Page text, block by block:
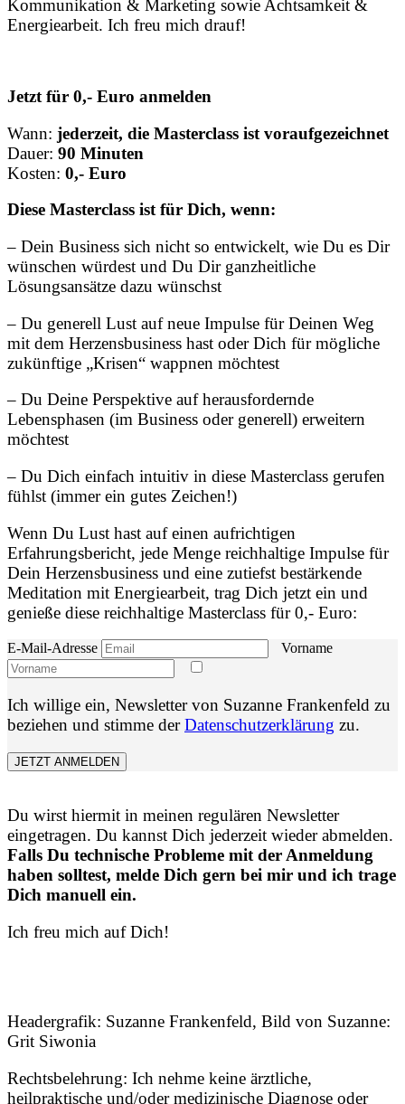
Kommunikation & Marketing sowie Achtsamkeit &
Energiearbeit. Ich freu mich drauf!
Jetzt für 0,- Euro anmelden
Wann: jederzeit, die Masterclass ist voraufgezeichnet
Dauer: 90 Minuten
Kosten: 0,- Euro
Diese Masterclass ist für Dich, wenn:
– Dein Business sich nicht so entwickelt, wie Du es Dir
wünschen würdest und Du Dir ganzheitliche
Lösungsansätze dazu wünschst
– Du generell Lust auf neue Impulse für Deinen Weg
mit dem Herzensbusiness hast oder Dich für mögliche
zukünftige „Krisen“ wappnen möchtest
– Du Deine Perspektive auf herausfordernde
Lebensphasen (im Business oder generell) erweitern
möchtest
– Du Dich einfach intuitiv in diese Masterclass gerufen
fühlst (immer ein gutes Zeichen!)
Wenn Du Lust hast auf einen aufrichtigen
Erfahrungsbericht, jede Menge reichhaltige Impulse für
Dein Herzensbusiness und eine zutiefst bestärkende
Meditation mit Energiearbeit, trag Dich jetzt ein und
genieße diese reichhaltige Masterclass für 0,- Euro:
E-Mail-Adresse Vorname
Ich willige ein, Newsletter von Suzanne Frankenfeld zu
beziehen und stimme derDatenschutzerklärung zu.
JETZT ANMELDEN
Du wirst hiermit in meinen regulären Newsletter
eingetragen. Du kannst Dich jederzeit wieder abmelden.
Falls Du technische Probleme mit der Anmeldung
haben solltest, melde Dich gern bei mir und ich trage
Dich manuell ein.
Ich freu mich auf Dich!
Headergrafik: Suzanne Frankenfeld, Bild von Suzanne:
Grit Siwonia
Rechtsbelehrung: Ich nehme keine ärztliche,
heilpraktische und/oder medizinische Diagnose oder